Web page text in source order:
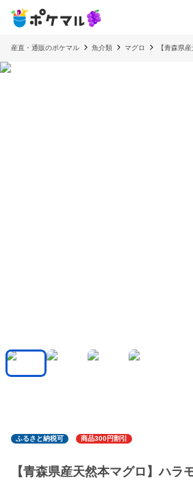
産直・通販のポケマル 魚介類 マグロ 【青森県
ふるさと納税可 商品300円割引
【青森県産天然本マグロ】ハラ